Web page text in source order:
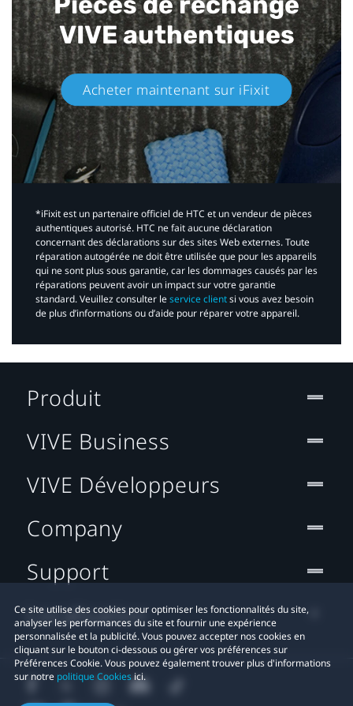
VIVE authentiques​
Acheter maintenant sur iFixit​
*iFixit est un partenaire officiel de HTC et un vendeur de pièces
authentiques autorisé. HTC ne fait aucune déclaration
concernant des déclarations sur des sites Web externes. Toute
réparation autogérée ne doit être utilisée que pour les appareils
qui ne sont plus sous garantie, car les dommages causés par les
réparations peuvent avoir un impact sur votre garantie
standard. Veuillez consulter leservice clientsi vous avez besoin
de plus d’informations ou d’aide pour réparer votre appareil.​
Ce site utilise des cookies pour optimiser les fonctionnalités du site,
analyser les performances du site et fournir une expérience
personnalisée et la publicité. Vous pouvez accepter nos cookies en
cliquant sur le bouton ci-dessous ou gérer vos préférences sur
Préférences Cookie. Vous pouvez également trouver plus d'informations
sur notre politique Cookiesici.
Produit
VIVE Business
VIVE Développeurs
Company
Support
Localisation